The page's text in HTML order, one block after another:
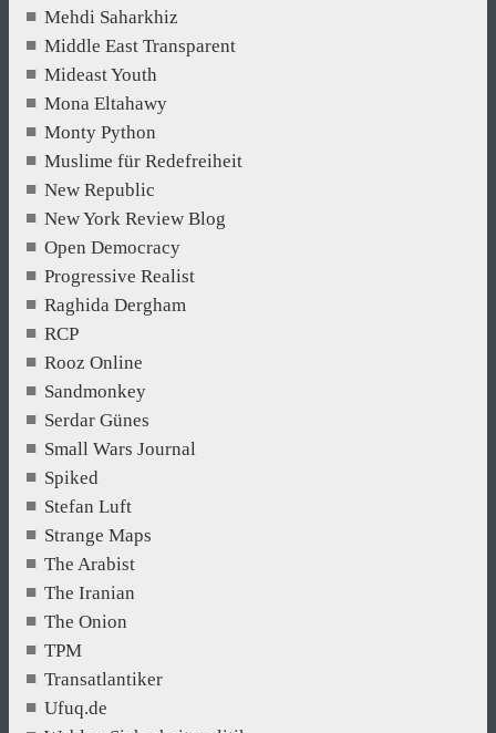
Mehdi Saharkhiz
Middle East Transparent
Mideast Youth
Mona Eltahawy
Monty Python
Muslime für Redefreiheit
New Republic
New York Review Blog
Open Democracy
Progressive Realist
Raghida Dergham
RCP
Rooz Online
Sandmonkey
Serdar Günes
Small Wars Journal
Spiked
Stefan Luft
Strange Maps
The Arabist
The Iranian
The Onion
TPM
Transatlantiker
Ufuq.de